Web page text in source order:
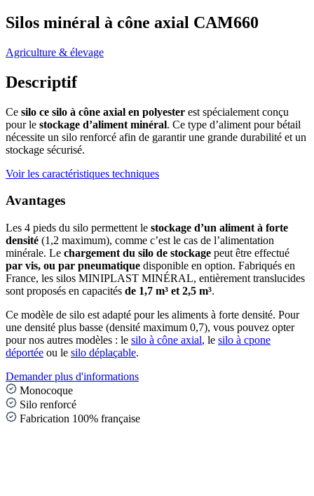
Silos minéral à cône axial CAM660
Agriculture & élevage
Descriptif
Ce silo ce silo à cône axial en polyester est spécialement conçu
pour le stockage d’aliment minéral. Ce type d’aliment pour bétail
nécessite un silo renforcé afin de garantir une grande durabilité et un
stockage sécurisé.
Voir les caractéristiques techniques
Avantages
Les 4 pieds du silo permettent le stockage d’un aliment à forte
densité (1,2 maximum), comme c’est le cas de l’alimentation
minérale. Le chargement du silo de stockage peut être effectué
par vis, ou par pneumatique disponible en option. Fabriqués en
France, les silos MINIPLAST MINÉRAL, entièrement translucides
sont proposés en capacités de 1,7 m³ et 2,5 m³.
Ce modèle de silo est adapté pour les aliments à forte densité. Pour
une densité plus basse (densité maximum 0,7), vous pouvez opter
pour nos autres modèles : le silo à cône axial, le silo à cpone
déportée ou le silo déplaçable.
Demander plus d'informations
Monocoque
Silo renforcé
Fabrication 100% française